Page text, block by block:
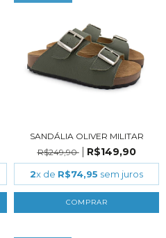
SANDÁLIA OLIVER MILITAR
R$249,90
R$149,90
2x de R$74,95 sem juros
COMPRAR